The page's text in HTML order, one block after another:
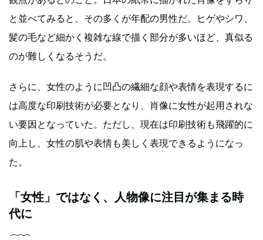
と並べてみると、その多くが年配の男性だ。ヒゲやシワ、
髪の毛など細かく複雑な線で描く部分が多いほど、真似る
のが難しくなるそうだ。
さらに、女性のように凹凸の繊細な顔や表情を表現するに
は高度な印刷技術が必要となり、肖像に女性が起用されな
い要因となっていた。ただし、現在は印刷技術も飛躍的に
向上し、女性の肌や表情も美しく表現できるようになっ
た。
「女性」ではなく、人物像に注目が集まる時
代に